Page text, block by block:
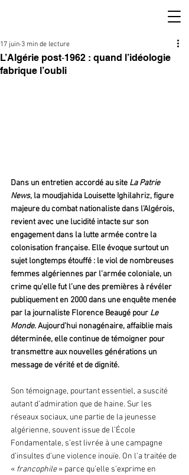
L’Algérie post‑1962 : quand l’idéologie
fabrique l’oubli
17 juin 3 min de lecture
Dans un entretien accordé au site La Patrie
News, la moudjahida Louisette Ighilahriz, figure
majeure du combat nationaliste dans l’Algérois,
revient avec une lucidité intacte sur son
engagement dans la lutte armée contre la
colonisation française. Elle évoque surtout un
sujet longtemps étouffé : le viol de nombreuses
femmes algériennes par l’armée coloniale, un
crime qu’elle fut l’une des premières à révéler
publiquement en 2000 dans une enquête menée
par la journaliste Florence Beaugé pour Le
Monde. Aujourd’hui nonagénaire, affaiblie mais
déterminée, elle continue de témoigner pour
transmettre aux nouvelles générations un
message de vérité et de dignité.
Son témoignage, pourtant essentiel, a suscité
autant d’admiration que de haine. Sur les
réseaux sociaux, une partie de la jeunesse
algérienne, souvent issue de l’École
Fondamentale, s’est livrée à une campagne
d’insultes d’une violence inouïe. On l’a traitée de
« francophile » parce qu’elle s’exprime en